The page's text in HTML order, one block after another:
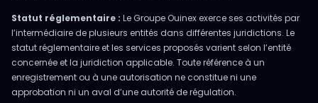
Statut réglementaire : Le Groupe Ouinex exerce ses activités par
l’intermédiaire de plusieurs entités dans différentes juridictions. Le
statut réglementaire et les services proposés varient selon l’entité
concernée et la juridiction applicable. Toute référence à un
enregistrement ou à une autorisation ne constitue ni une
approbation ni un aval d’une autorité de régulation.